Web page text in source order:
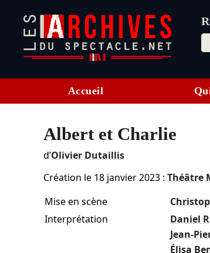
Accueil
Albert et Charlie
d’Olivier Dutaillis
Création le 18 janvier 2023: Théâtre
Mise en scène
Interprétation
Daniel
Jean-
Élisa